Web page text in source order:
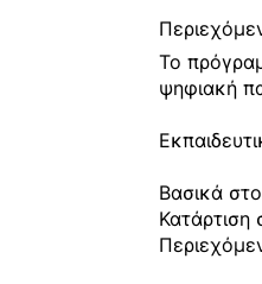
Το
ψηφιακή
Βασικά
Κατάρτιση